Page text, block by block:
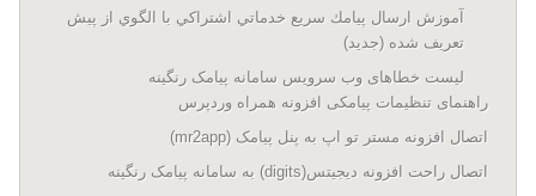
آموزش ارسال پيامك سريع خدماتي اشتراكي با الگوي از پيش
تعريف شده (جدید)
لیست خطاهای وب سرویس سامانه پیامک رنگینه
راهنمای تنظیمات پیامکی افزونه همراه وردپرس
اتصال افزونه مستر تو اپ به پنل پیامک (mr2app)
اتصال راحت افزونه دیجیتس(digits) به سامانه پیامک رنگینه